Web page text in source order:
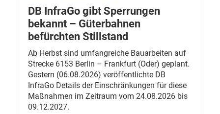
DB InfraGo gibt Sperrungen
bekannt – Güterbahnen
befürchten Stillstand
Ab Herbst sind umfangreiche Bauarbeiten auf
Strecke 6153 Berlin – Frankfurt (Oder) geplant.
Gestern (06.08.2026) veröffentlichte DB
InfraGo Details der Einschränkungen für diese
Maßnahmen im Zeitraum vom 24.08.2026 bis
09.12.2027.